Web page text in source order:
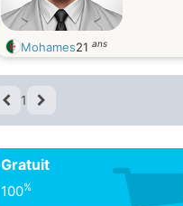
Mohames21 ans
1
Gratuit
100%